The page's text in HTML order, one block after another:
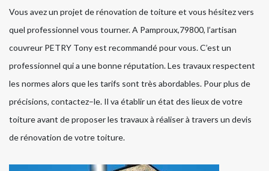
Vous avez un projet de rénovation de toiture et vous hésitez vers
quel professionnel vous tourner. A Pamproux,79800, l’artisan
couvreur PETRY Tony est recommandé pour vous. C’est un
professionnel qui a une bonne réputation. Les travaux respectent
les normes alors que les tarifs sont très abordables. Pour plus de
précisions, contactez–le. Il va établir un état des lieux de votre
toiture avant de proposer les travaux à réaliser à travers un devis
de rénovation de votre toiture.